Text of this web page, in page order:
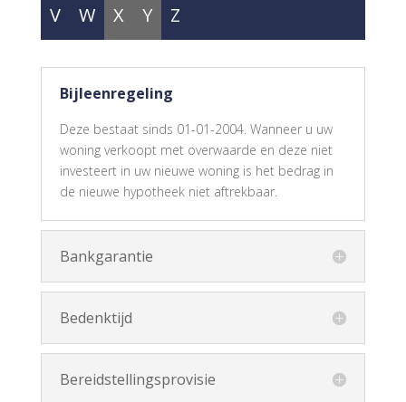
V
W X Y Z
Bijleenregeling
Deze bestaat sinds 01-01-2004. Wanneer u uw
woning verkoopt met overwaarde en deze niet
investeert in uw nieuwe woning is het bedrag in
de nieuwe hypotheek niet aftrekbaar.
Bankgarantie
Bedenktijd
Bereidstellingsprovisie